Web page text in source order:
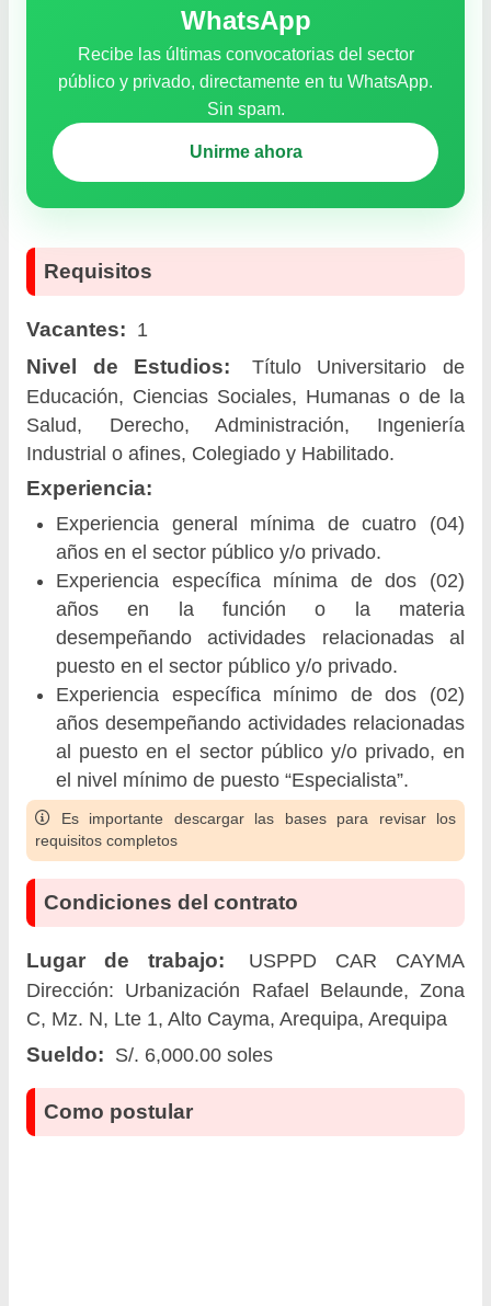
WhatsApp
Recibe las últimas convocatorias del sector
público y privado, directamente en tu WhatsApp.
Sin spam.
Unirme ahora
Requisitos
Vacantes: 1
Nivel de Estudios:
Título Universitario de
Educación, Ciencias Sociales, Humanas o de la
Salud, Derecho, Administración, Ingeniería
Industrial o afines, Colegiado y Habilitado.
Experiencia:
Experiencia general mínima de cuatro (04)
años en el sector público y/o privado.
Experiencia específica mínima de dos (02)
años en la función o la materia
desempeñando actividades relacionadas al
puesto en el sector público y/o privado.
Experiencia específica mínimo de dos (02)
años desempeñando actividades relacionadas
al puesto en el sector público y/o privado, en
el nivel mínimo de puesto “Especialista”.
Es importante descargar las bases para revisar los
requisitos completos
Condiciones del contrato
Lugar de trabajo:
USPPD CAR CAYMA
Dirección: Urbanización Rafael Belaunde, Zona
C, Mz. N, Lte 1, Alto Cayma, Arequipa, Arequipa
Sueldo: S/. 6,000.00 soles
Como postular